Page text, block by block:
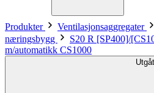
Produkter Ventilasjonsaggregater
næringsbygg
S20 R [SP400]/
m/automatikk CS1000